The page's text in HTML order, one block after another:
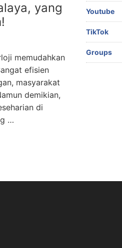
yang
memudahkan
efisien
masyarakat
demikian,
di
…
Youtube
TikTok
Groups